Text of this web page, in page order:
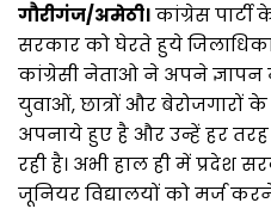
गौरीगंज/अमेठी।कांग्रेस
सरकार को घेरते हुये
कांग्रेसी नेताओ ने अपने ज्ञापन
युवाओं, छात्रों और बेरोजगारों के
अपनाये हुए है और उन्हें हर तरह
रही है। अभी हाल ही में प्रदेश
जूनियर विद्यालयों को मर्ज